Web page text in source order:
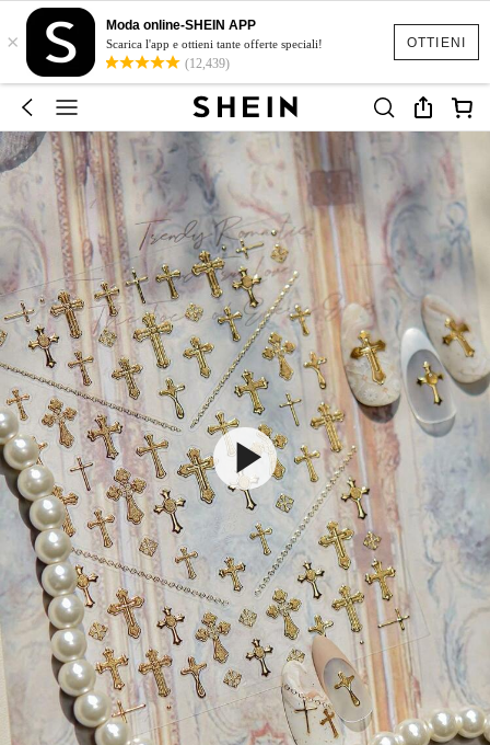
OTTIENI
×
Moda online-SHEIN APP
Scarica l'app e ottieni tante offerte speciali!
(12,439)